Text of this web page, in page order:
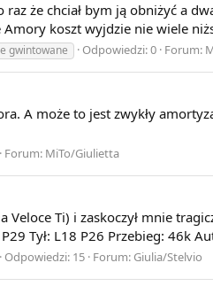
że chciał bym ją obniżyć a
koszt wyjdzie nie wiele
gwintowane Odpowiedzi: 0 Forum:
A może to jest zwykły
Forum: MiTo/Giulietta
Ti) i zaskoczył mnie
Tył: L18 P26 Przebieg: 46k
Odpowiedzi: 15 Forum: Giulia/Stelvio